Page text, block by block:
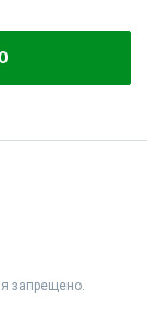
запрещено.